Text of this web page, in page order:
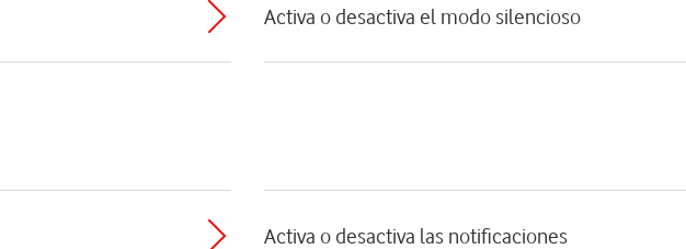
Activa o desactiva el modo silencioso
Activa o desactiva las notificaciones